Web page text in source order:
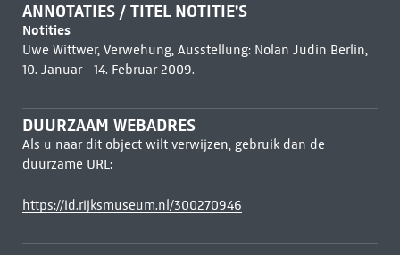
ANNOTATIES / TITEL NOTITIE'S
Notities
Uwe Wittwer, Verwehung, Ausstellung: Nolan Judin Berlin,
10. Januar - 14. Februar 2009.
DUURZAAM WEBADRES
Als u naar dit object wilt verwijzen, gebruik dan de
duurzame URL:
https://id.rijksmuseum.nl/300270946